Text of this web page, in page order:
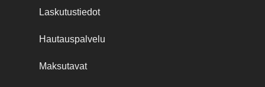
Laskutustiedot
Hautauspalvelu
Maksutavat